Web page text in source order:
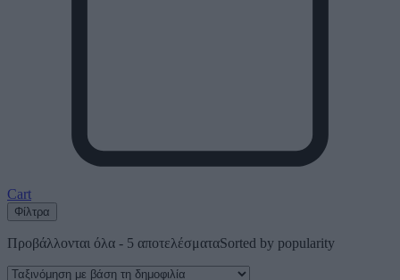
Cart
Φίλτρα
Προβάλλονται όλα - 5 αποτελέσματαSorted by popularity